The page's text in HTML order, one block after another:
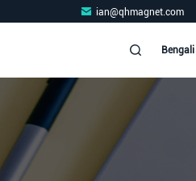
ian@qhmagnet.com
Bengali